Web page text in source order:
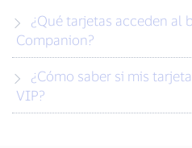
Companion?
VIP?